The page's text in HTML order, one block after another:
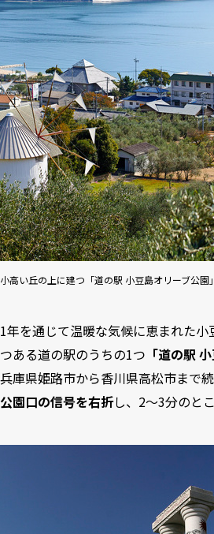
小高い丘の上に建つ「道の駅 小豆島オリーブ公園」
1年を通じて温暖な気候に恵まれた
つある道の駅のうちの1つ 「道の駅
兵庫県姫路市から香川県高松市まで続
公園口の信号を右折し、2〜3分のと